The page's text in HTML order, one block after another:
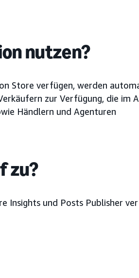
nutzen?
Store verfügen, werden
zur Verfügung, die im
Händlern und Agenturen
zu?
Insights und Posts Publisher